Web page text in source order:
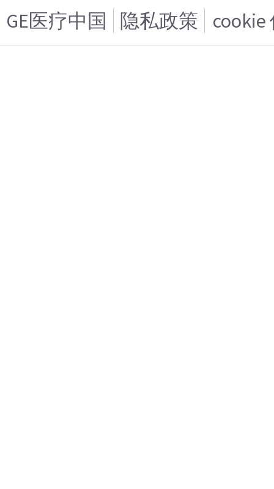
GE医疗中国 隐私政策 cookie